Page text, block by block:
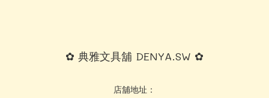
✿ 典雅文具舖 DENYA.SW ✿
店舖地址：